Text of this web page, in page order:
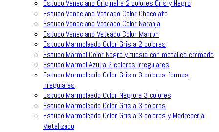
Estuco Veneciano Original a 2 colores Gris y Negro
Estuco Veneciano Veteado Color Chocolate
Estuco Veneciano Veteado Color Naranja
Estuco Veneciano Veteado Color Marron
Estuco Marmoleado Color Gris a 2 colores
Estuco Marmol Color Negro y fucsia con metalico cromado
Estuco Marmol Azul a 2 colores Irregulares
Estuco Marmoleado Color Gris a 3 colores formas
irregulares
Estuco Marmoleado Color Negro a 3 colores
Estuco Marmoleado Color Gris a 3 colores
Estuco Marmoleado Color Gris a 3 colores y Madreperla
Metalizado